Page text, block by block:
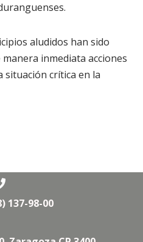
aludidos han sido
inmediata acciones
situación crítica en la
137-98-00